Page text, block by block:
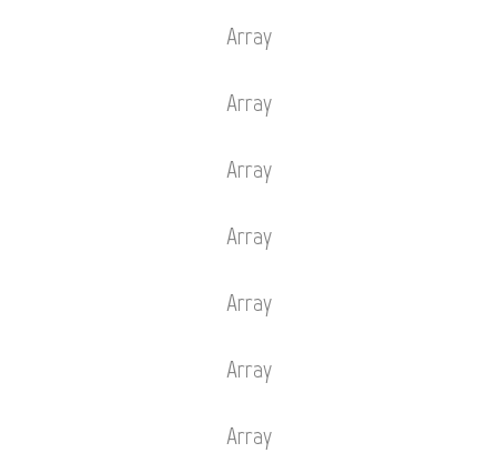
Array
Array
Array
Array
Array
Array
Array